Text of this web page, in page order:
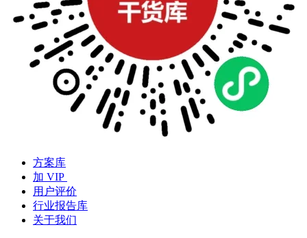
方案库
加 VIP
用户评价
行业报告库
关于我们